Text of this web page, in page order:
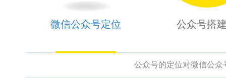
微信公众号定位 公众号搭
公众号的定位对微信公